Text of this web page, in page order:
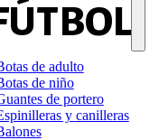
de adulto
de niño
de portero
y canilleras